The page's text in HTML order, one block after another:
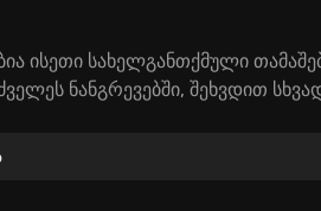
ისეთი სახელგანთქმული
ნანგრევებში, შეხვდით
რამაც შესაძლოა